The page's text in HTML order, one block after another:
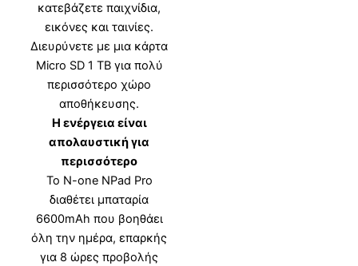
κατεβάζετε παιχνίδια,
εικόνες και ταινίες.
Διευρύνετε με μια κάρτα
Micro SD 1 TB για πολύ
περισσότερο χώρο
αποθήκευσης.
Η ενέργεια είναι
απολαυστική για
περισσότερο
Το N-one NPad Pro
διαθέτει μπαταρία
6600mAh που βοηθάει
όλη την ημέρα, επαρκής
για 8 ώρες προβολής